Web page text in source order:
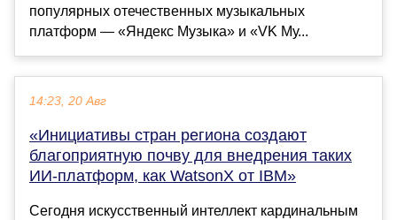
популярных отечественных музыкальных
платформ — «Яндекс Музыка» и «VK Му...
14:23, 20 Авг
«Инициативы стран региона создают
благоприятную почву для внедрения таких
ИИ-платформ, как WatsonX от IBM»
Сегодня искусственный интеллект кардинальным